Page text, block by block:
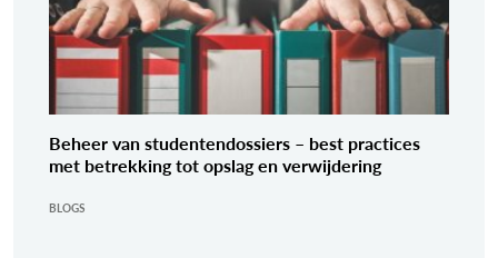
Beheer van studentendossiers – best practices
met betrekking tot opslag en verwijdering
BLOGS